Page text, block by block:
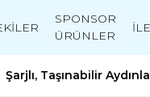
SPONSOR
ÜRÜNLER
Şarjlı, Taşınabilir